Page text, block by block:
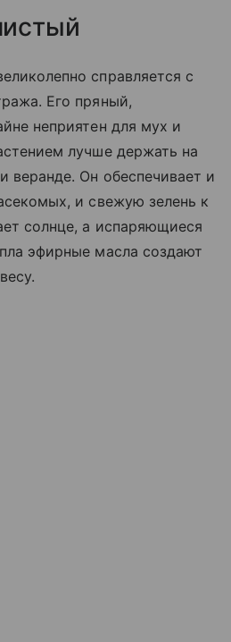
справляется с
Его пряный,
неприятен для мух и
лучше держать на
веранде. Он обеспечивает и
и свежую зелень к
солнце, а испаряющиеся
эфирные масла создают